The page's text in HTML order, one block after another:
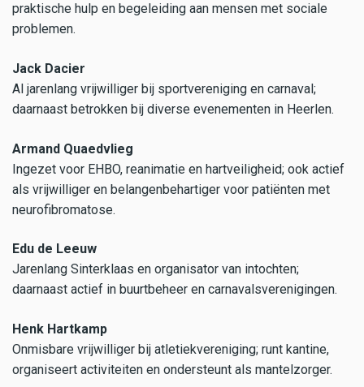
praktische hulp en begeleiding aan mensen met sociale
problemen.
Jack Dacier
Al jarenlang vrijwilliger bij sportvereniging en carnaval;
daarnaast betrokken bij diverse evenementen in Heerlen.
Armand Quaedvlieg
Ingezet voor EHBO, reanimatie en hartveiligheid; ook actief
als vrijwilliger en belangenbehartiger voor patiënten met
neurofibromatose.
Edu de Leeuw
Jarenlang Sinterklaas en organisator van intochten;
daarnaast actief in buurtbeheer en carnavalsverenigingen.
Henk Hartkamp
Onmisbare vrijwilliger bij atletiekvereniging; runt kantine,
organiseert activiteiten en ondersteunt als mantelzorger.